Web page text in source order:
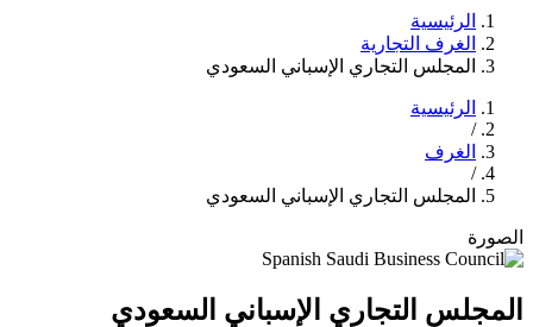
الرئيسية
الغرف التجارية
المجلس التجاري الإسباني السعودي
الرئيسية
/
الغرف
/
المجلس التجاري الإسباني السعودي
الصورة
المجلس التجاري الإسباني السعودي